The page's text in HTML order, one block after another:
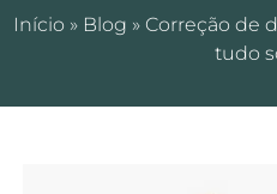
Início » Blog » Correção de
tudo